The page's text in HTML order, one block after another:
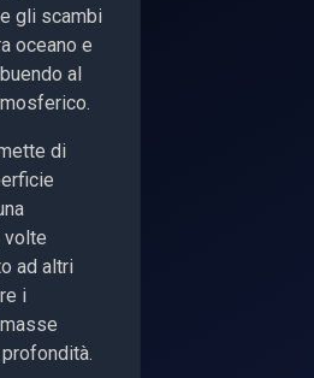
gli scambi
oceano e
al
di
volte
ad altri
i
profondità.